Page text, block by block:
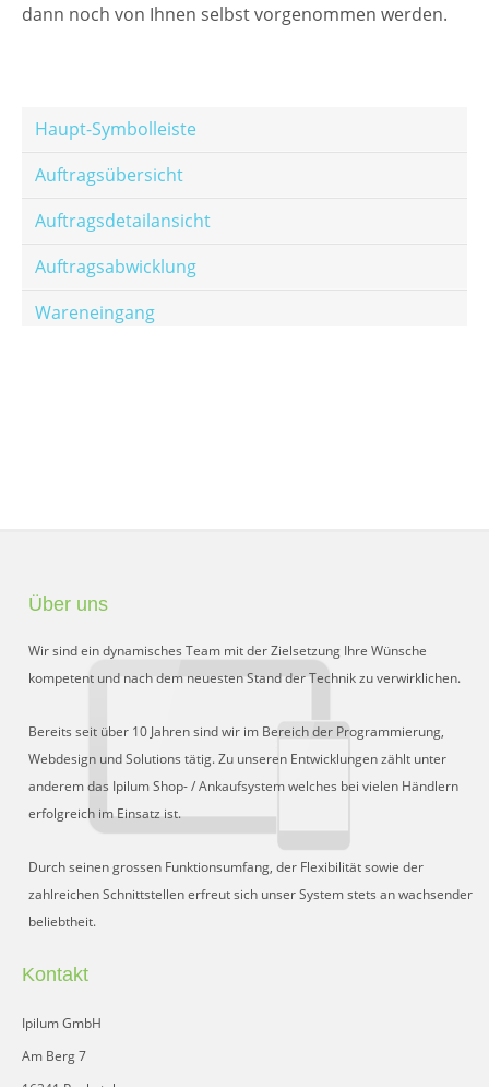
dann noch von Ihnen selbst vorgenommen werden.
Haupt-Symbolleiste
Auftragsübersicht
Auftragsdetailansicht
Auftragsabwicklung
Wareneingang
Sperrliste
Zustands-Abfragen
Wareneingang
Bar-Ankauf
Tagesabschluss
FAQ
Über uns
Wir sind ein dynamisches Team mit der Zielsetzung Ihre Wünsche
kompetent und nach dem neuesten Stand der Technik zu verwirklichen.
Bereits seit über 10 Jahren sind wir im Bereich der Programmierung,
Webdesign und Solutions tätig. Zu unseren Entwicklungen zählt unter
anderem das Ipilum Shop- / Ankaufsystem welches bei vielen Händlern
erfolgreich im Einsatz ist.
Durch seinen grossen Funktionsumfang, der Flexibilität sowie der
zahlreichen Schnittstellen erfreut sich unser System stets an wachsender
beliebtheit.
Kontakt
Ipilum GmbH
Am Berg 7